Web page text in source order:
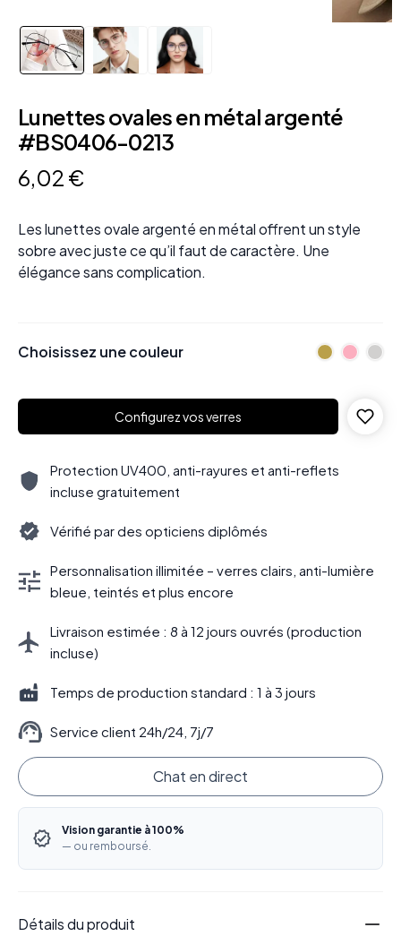
Lunettes ovales en métal argenté
#BS0406-0213
6,02 €
Les lunettes ovale argenté en métal offrent un style
sobre avec juste ce qu’il faut de caractère. Une
élégance sans complication.
Choisissez une couleur
Configurez vos verres
Protection UV400, anti-rayures et anti-reflets
incluse gratuitement
Vérifié par des opticiens diplômés
Personnalisation illimitée – verres clairs, anti-lumière
bleue, teintés et plus encore
Livraison estimée : 8 à 12 jours ouvrés (production
incluse)
Temps de production standard : 1 à 3 jours
Service client 24h/24, 7j/7
Chat en direct
Vision garantie à 100%
— ou remboursé.
Détails du produit